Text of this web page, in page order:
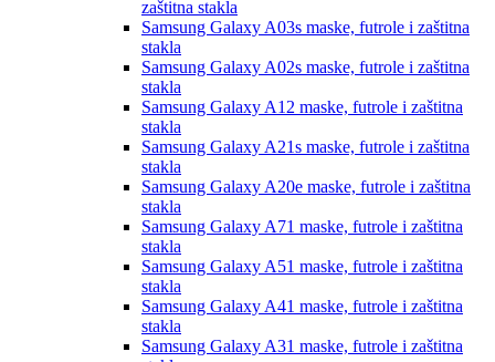
zaštitna stakla
Samsung Galaxy A03s maske, futrole i zaštitna
stakla
Samsung Galaxy A02s maske, futrole i zaštitna
stakla
Samsung Galaxy A12 maske, futrole i zaštitna
stakla
Samsung Galaxy A21s maske, futrole i zaštitna
stakla
Samsung Galaxy A20e maske, futrole i zaštitna
stakla
Samsung Galaxy A71 maske, futrole i zaštitna
stakla
Samsung Galaxy A51 maske, futrole i zaštitna
stakla
Samsung Galaxy A41 maske, futrole i zaštitna
stakla
Samsung Galaxy A31 maske, futrole i zaštitna